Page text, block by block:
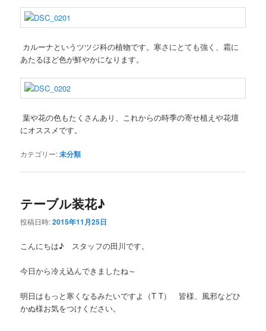
カルーナというツツジ科の植物です。寒さにとても強く、霜に
あたるほど色が鮮やかになります。
葉や花の色もたくさんあり、これからの時季の寄せ植えや花壇
にオススメです。
カテゴリー:未分類
テーブル装花♪
投稿日時:2015年11月25日
こんにちは♪ スタッフの田川です。
今日から冷え込んできましたね～
明日はもっと寒くなるみたいですよ（Τ Τ） 皆様、風邪などひ
かぬ様お気をつけください。